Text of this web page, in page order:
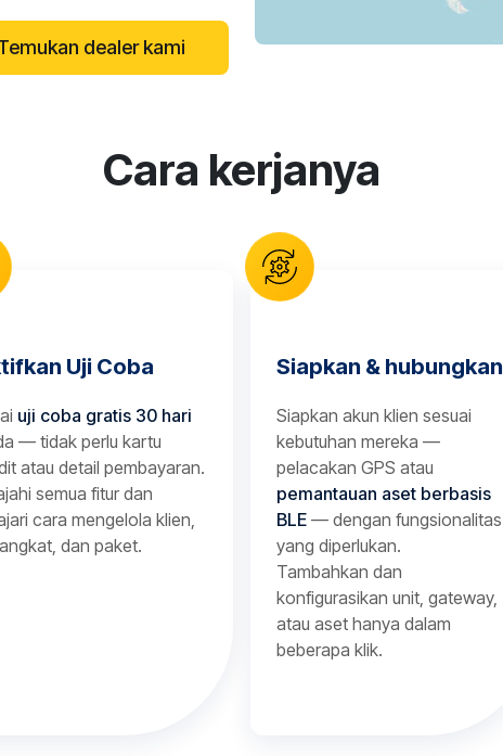
dealer kami
Cara kerjanya
Uji Coba
uji coba gratis 30 hari
— tidak perlu kartu
atau detail pembayaran.
semua fitur dan
cara mengelola klien,
dan paket.
Siapkan & hubungkan
Siapkan akun klien sesuai
kebutuhan mereka —
pelacakan GPS atau
pemantauan aset berbasis
BLE — dengan fungsionalitas
yang diperlukan.
Tambahkan dan
konfigurasikan unit, gateway,
atau aset hanya dalam
beberapa klik.